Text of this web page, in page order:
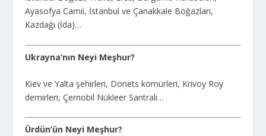
Ayasofya Camii, İstanbul ve Çanakkale Boğazları,
Kazdağı (İda)…
Ukrayna’nın Neyi Meşhur?
Kiev ve Yalta şehirleri, Donets kömürleri, Krivoy Roy
demirleri, Çernobil Nükleer Santrali…
Ürdün’ün Neyi Meşhur?